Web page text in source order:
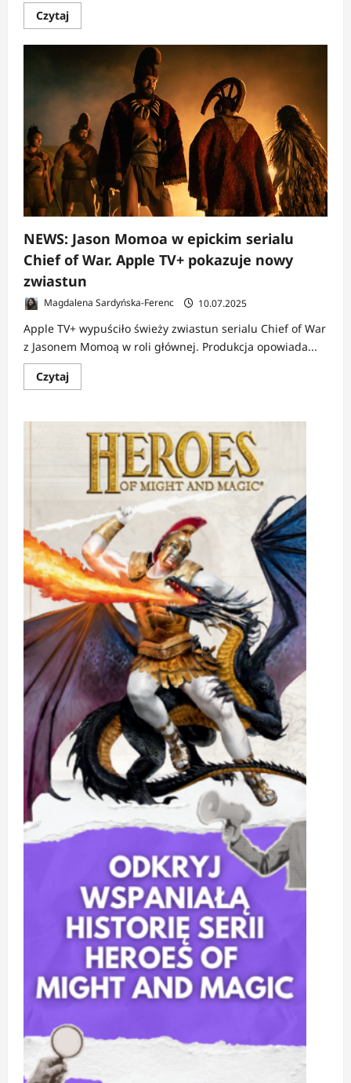
CzytajDowiedz
się
o
Murderbot
dostaje
2.
sezon
na
Apple
TV+
jeszcze
przed
finałem
pierwszego
NEWS: Jason Momoa w epickim serialu
Chief of War. Apple TV+ pokazuje nowy
zwiastun
Magdalena Sardyńska-Ferenc 10.07.2025
Apple TV+ wypuściło świeży zwiastun serialu Chief of War
z Jasonem Momoą w roli głównej. Produkcja opowiada...
CzytajDowiedz
się
NEWS:
Jason
Momoa
epickim
serialu
Chief
Apple
TV+
pokazuje
nowy
zwiastun